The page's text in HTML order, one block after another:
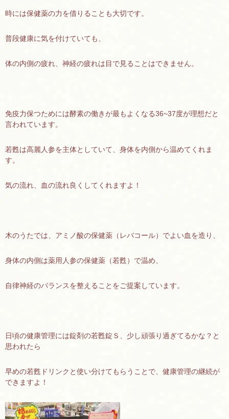
時には保健薬の力を借りることも大切です。
普段健康に気を付けていても、
体の内側の疲れ、神経の疲れは目で見ることはできません。
免疫力保つためには酵素の働きが最もよくなる36~37度が理想だと
言われています。
若甦は高麗人参を主体としていて、身体を内側から温めてくれま
す。
気の流れ、血の流れ良くしてくれますよ！
木のうたでは、アミノ酸の保健薬（レバコール）でよい血を造り、
身体の内側は薬用人参の保健薬（若甦）で温め、
自律神経のバランスを整えることをご提案しています。
日頃の健康管理には錠剤の若甦錠Ｓ、少し頑張り過ぎてるかな？と
思われたら
早めの若甦ドリンクと使い分けてもらうことで、健康管理の継続が
できますよ！